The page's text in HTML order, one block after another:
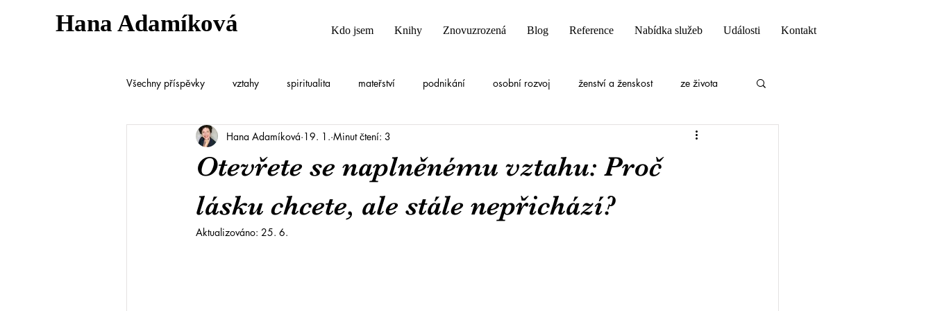
Hana Adamíková Kdo jsem Knihy Znovuzrozená Blog Reference Nabídka služeb Události Kontakt
Všechny příspěvky vztahy spiritualita mateřství podnikání osobní rozvoj ženství a ženskost ze života
Otevřete se naplněnému vztahu: Proč
lásku chcete, ale stále nepřichází?
Hana Adamíková 19. 1. Minut čtení: 3
Aktualizováno: 25. 6.